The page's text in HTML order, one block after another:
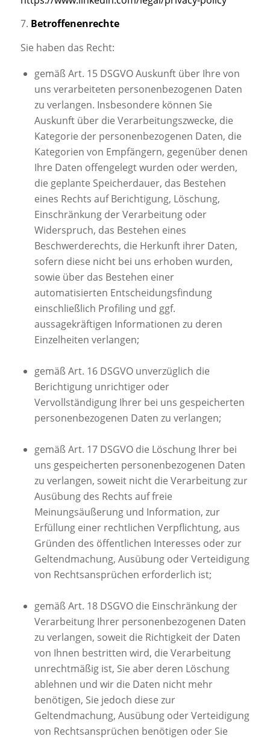
7. Betroffenenrechte
Sie haben das Recht:
gemäß Art. 15 DSGVO Auskunft über Ihre von
uns verarbeiteten personenbezogenen Daten
zu verlangen. Insbesondere können Sie
Auskunft über die Verarbeitungszwecke, die
Kategorie der personenbezogenen Daten, die
Kategorien von Empfängern, gegenüber denen
Ihre Daten offengelegt wurden oder werden,
die geplante Speicherdauer, das Bestehen
eines Rechts auf Berichtigung, Löschung,
Einschränkung der Verarbeitung oder
Widerspruch, das Bestehen eines
Beschwerderechts, die Herkunft ihrer Daten,
sofern diese nicht bei uns erhoben wurden,
sowie über das Bestehen einer
automatisierten Entscheidungsfindung
einschließlich Profiling und ggf.
aussagekräftigen Informationen zu deren
Einzelheiten verlangen;
gemäß Art. 16 DSGVO unverzüglich die
Berichtigung unrichtiger oder
Vervollständigung Ihrer bei uns gespeicherten
personenbezogenen Daten zu verlangen;
gemäß Art. 17 DSGVO die Löschung Ihrer bei
uns gespeicherten personenbezogenen Daten
zu verlangen, soweit nicht die Verarbeitung zur
Ausübung des Rechts auf freie
Meinungsäußerung und Information, zur
Erfüllung einer rechtlichen Verpflichtung, aus
Gründen des öffentlichen Interesses oder zur
Geltendmachung, Ausübung oder Verteidigung
von Rechtsansprüchen erforderlich ist;
gemäß Art. 18 DSGVO die Einschränkung der
Verarbeitung Ihrer personenbezogenen Daten
zu verlangen, soweit die Richtigkeit der Daten
von Ihnen bestritten wird, die Verarbeitung
unrechtmäßig ist, Sie aber deren Löschung
ablehnen und wir die Daten nicht mehr
benötigen, Sie jedoch diese zur
Geltendmachung, Ausübung oder Verteidigung
von Rechtsansprüchen benötigen oder Sie